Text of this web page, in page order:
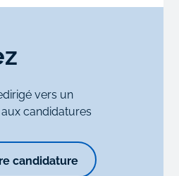
vers un
candidatures
candidature